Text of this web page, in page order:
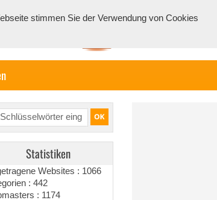
Statistiken
Websites : 1066
: 442
: 1174
stimmen Sie der Verwendung von Cookies